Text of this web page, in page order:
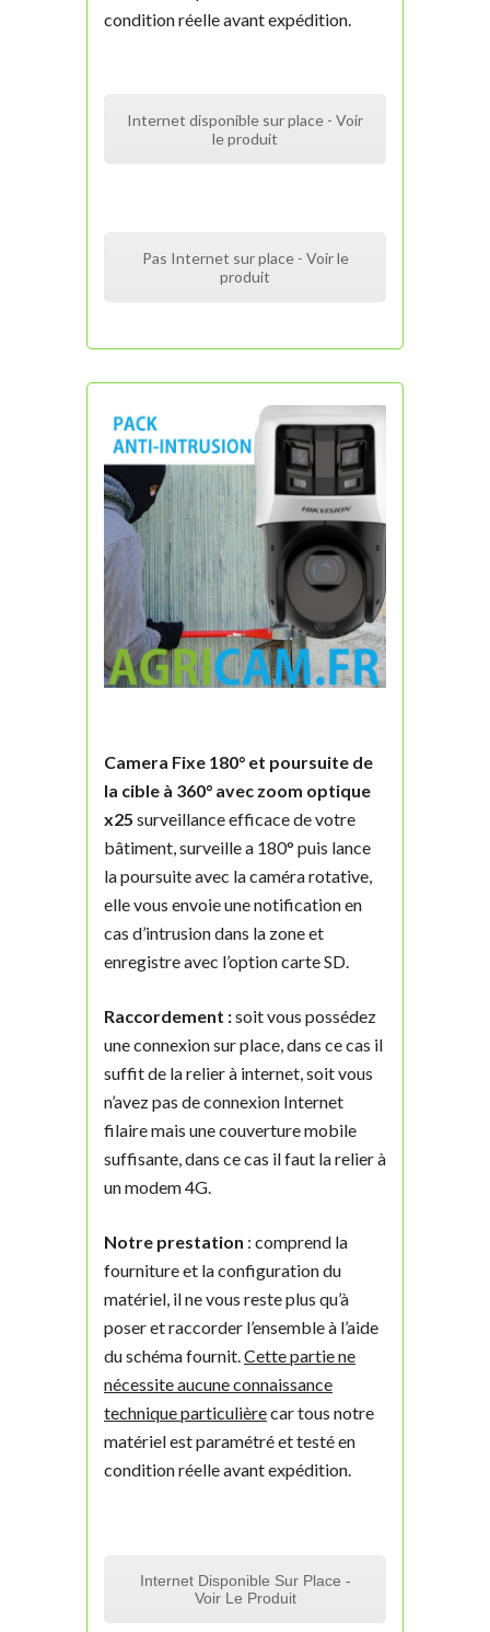
condition réelle avant expédition.
Internet disponible sur place - Voir
le produit
Pas Internet sur place - Voir le
produit
Camera Fixe 180° et poursuite de
la cible à 360° avec zoom optique
x25 surveillance efficace de votre
bâtiment, surveille a 180° puis lance
la poursuite avec la caméra rotative,
elle vous envoie une notification en
cas d’intrusion dans la zone et
enregistre avec l’option carte SD.
Raccordement :soit vous possédez
une connexion sur place, dans ce cas il
suffit de la relier à internet, soit vous
n’avez pas de connexion Internet
filaire mais une couverture mobile
suffisante, dans ce cas il faut la relier à
un modem 4G.
Notre prestation : comprend la
fourniture et la configuration du
matériel, il ne vous reste plus qu’à
poser et raccorder l’ensemble à l’aide
du schéma fournit. Cette partie ne
nécessite aucune connaissance
technique particulièrecar tous notre
matériel est paramétré et testé en
condition réelle avant expédition.
Internet Disponible Sur Place -
Voir Le Produit